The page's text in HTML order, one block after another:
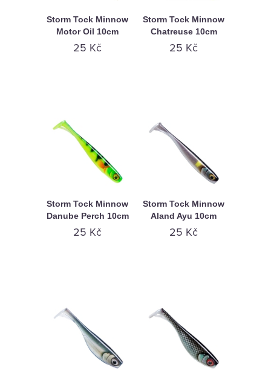
Storm Tock Minnow
Motor Oil 10cm
25 Kč
Storm Tock Minnow
Chatreuse 10cm
25 Kč
Storm Tock Minnow
Danube Perch 10cm
25 Kč
Storm Tock Minnow
Aland Ayu 10cm
25 Kč